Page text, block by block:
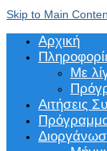
Skip to Main
Αρχική
Με
Αιτήσεις